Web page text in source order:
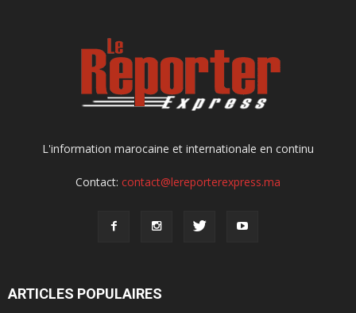
L'information marocaine et internationale en continu
Contact: contact@lereporterexpress.ma
ARTICLES POPULAIRES